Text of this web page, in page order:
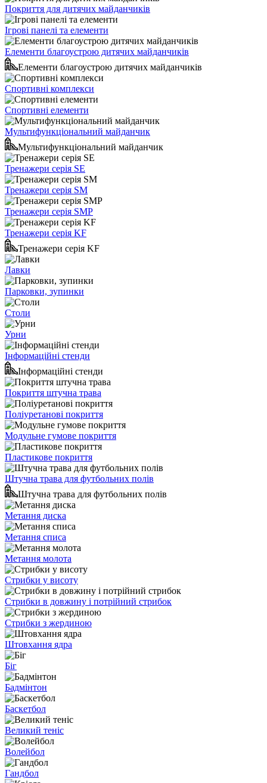
Покриття для дитячих майданчиків
Ігрові панелі та елементи
Елементи благоустрою дитячих майданчиків
Елементи благоустрою дитячих майданчиків
Спортивні комплекси
Спортивні елементи
Мультифункціональний майданчик
Мультифункціональний майданчик
Тренажери серія SE
Тренажери серія SM
Тренажери серія SMP
Тренажери серія KF
Тренажери серія KF
Лавки
Парковки, зупинки
Столи
Урни
Інформаційні стенди
Інформаційні стенди
Покриття штучна трава
Поліуретанові покриття
Модульне гумове покриття
Пластикове покриття
Штучна трава для футбольних полів
Штучна трава для футбольних полів
Метання диска
Метання списа
Метання молота
Стрибки у висоту
Стрибки в довжину і потрійний стрибок
Стрибки з жердиною
Штовхання ядра
Біг
Бадмінтон
Баскетбол
Великий теніс
Волейбол
Гандбол